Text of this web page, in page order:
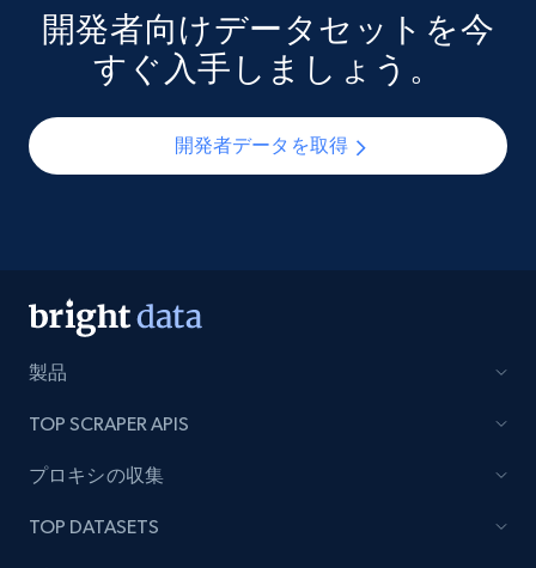
開発者向けデータセットを今
すぐ入手しましょう。
開発者データを取得
製品
TOP SCRAPER APIS
プロキシの収集
TOP DATASETS